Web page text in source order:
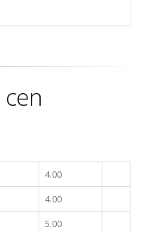
cen
4.00
4.00
5.00